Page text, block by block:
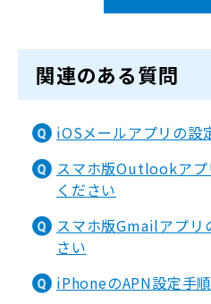
関連のある質問
iOSメールアプリの設
スマホ版Outlookアプ
ください
スマホ版Gmailアプリ
さい
iPhoneのAPN設定手